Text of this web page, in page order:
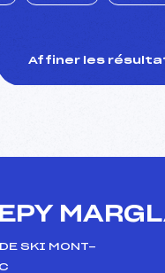
Affiner les
SKI MONT-